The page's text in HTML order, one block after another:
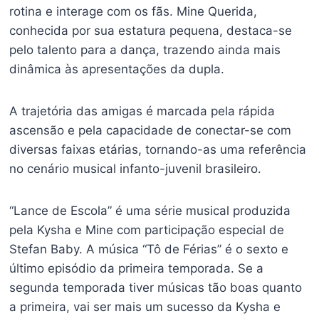
rotina e interage com os fãs. Mine Querida,
conhecida por sua estatura pequena, destaca-se
pelo talento para a dança, trazendo ainda mais
dinâmica às apresentações da dupla.
A trajetória das amigas é marcada pela rápida
ascensão e pela capacidade de conectar-se com
diversas faixas etárias, tornando-as uma referência
no cenário musical infanto-juvenil brasileiro.
“Lance de Escola” é uma série musical produzida
pela Kysha e Mine com participação especial de
Stefan Baby. A música “Tô de Férias” é o sexto e
último episódio da primeira temporada. Se a
segunda temporada tiver músicas tão boas quanto
a primeira, vai ser mais um sucesso da Kysha e